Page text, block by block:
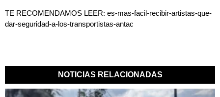
TE RECOMENDAMOS LEER: es-mas-facil-recibir-artistas-que-
dar-seguridad-a-los-transportistas-antac
NOTICIAS RELACIONADAS